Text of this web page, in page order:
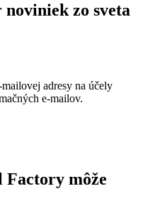
zo sveta
adresy na účely
e-mailov.
Factory môže